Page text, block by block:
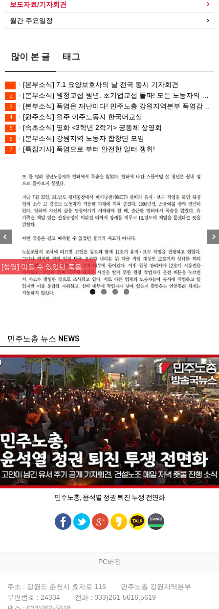
보도자료/기자회견
월간 주요일정
많이 본 글 태그
1 [본부소식] 7.1 요양보호사의 날 전국 동시 기자회견
2 [본부소식] 원청교섭 원년. 초기업교섭 돌파! 모든 노동자의 노동기본권 쟁취! 민주노총 7.15 총파업대회
3 [본부소식] 폭염은 재난이다! 민주노총 강원지역본부 폭염감시단 선포 기자회견
4 [원주소식] 원주 이주노동자 한국어교실
5 [속초소식] 영화 <3학년 2학기> 공동체 상영회
6 [본부소식] 강원지역 노동자 합창단 모임
7 [특집기사] 폭염으로 부터 안전한 일터 쟁취!
[성명] 막을 수 있었던 죽음, …
주노총 뉴스 NEWS
민주노총, 윤석열 정권 퇴진 투쟁 전면화
PC버전
주소 : 강원도 춘천시 효자로 116
민주노총 강원지역본부
우편번호 : 24334
전화 : 033)261-5618,5619